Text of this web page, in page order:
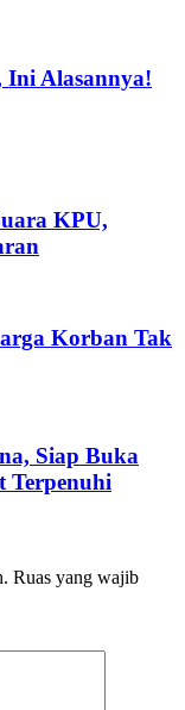
Alasannya!
KPU,
Korban Tak
Siap Buka
Terpenuhi
Ruas yang wajib